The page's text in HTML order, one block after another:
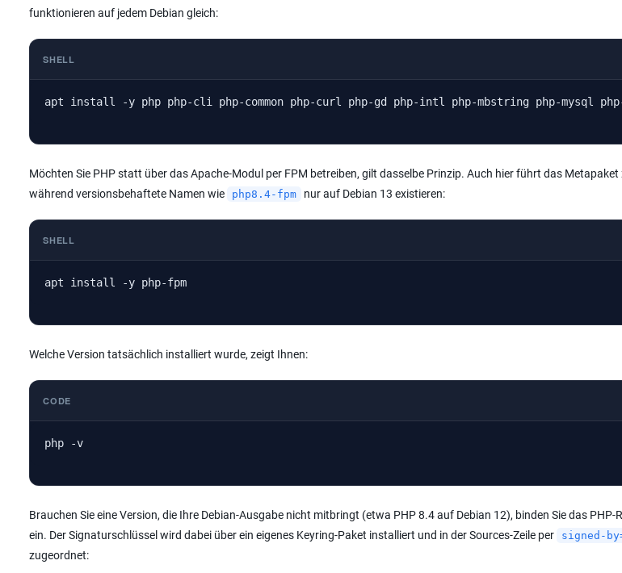
funktionieren auf jedem Debian gleich:
SHELL
apt install -y php php-cli php-common php-curl php-gd php-intl php-mbstring php-mysql php-
Möchten Sie PHP statt über das Apache-Modul per FPM betreiben, gilt dasselbe Prinzip. Auch hier führt das Metapaket
während versionsbehaftete Namen wie
php8.4-fpm nur auf Debian 13 existieren:
SHELL
apt install -y php-fpm
Welche Version tatsächlich installiert wurde, zeigt Ihnen:
CODE
php -v
Brauchen Sie eine Version, die Ihre Debian-Ausgabe nicht mitbringt (etwa PHP 8.4 auf Debian 12), binden Sie das PHP-
ein. Der Signaturschlüssel wird dabei über ein eigenes Keyring-Paket installiert und in der Sources-Zeile per
signed-
zugeordnet: